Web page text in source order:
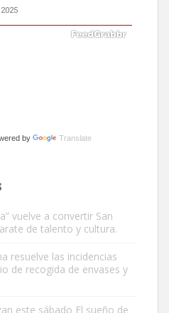
la calle hace menos de un mes,
mi perra. Pastor alemán,
by Translate
vuelve a convertir San
de talento y cultura.
resuelve las incidencias
de recogida de envases y
este sábado El sueño de